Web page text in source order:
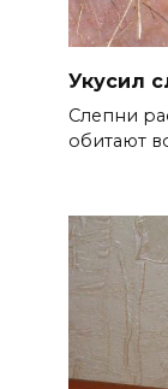
Укусил
Слепни
обитают